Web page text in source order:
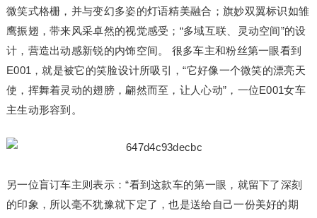
微笑式格栅，并与变幻多姿的灯语精美融合；旗妙双翼标识如雏
鹰振翅，带来风采卓然的视觉感受；“多域互联、灵动空间”的设
计，营造出动感新锐的内饰空间。 很多车主和粉丝第一眼看到
E001，就是被它的笑脸设计所吸引，“它好像一个微笑的漂亮天
使，挥舞着灵动的翅膀，翩然而至，让人心动”，一位E001女车
主生动形容到。
另一位盲订车主则表示：“看到这款车的第一眼，就留下了深刻
的印象，所以毫不犹豫就下定了，也是送给自己一份美好的期